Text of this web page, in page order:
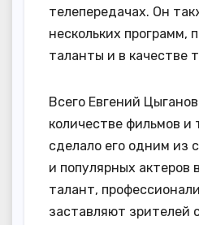
телепередачах. Он
нескольких программ,
таланты и в качестве
Всего Евгений
количестве фильмов и
сделало его одним из
и популярных актеров
талант,
заставляют зрителей